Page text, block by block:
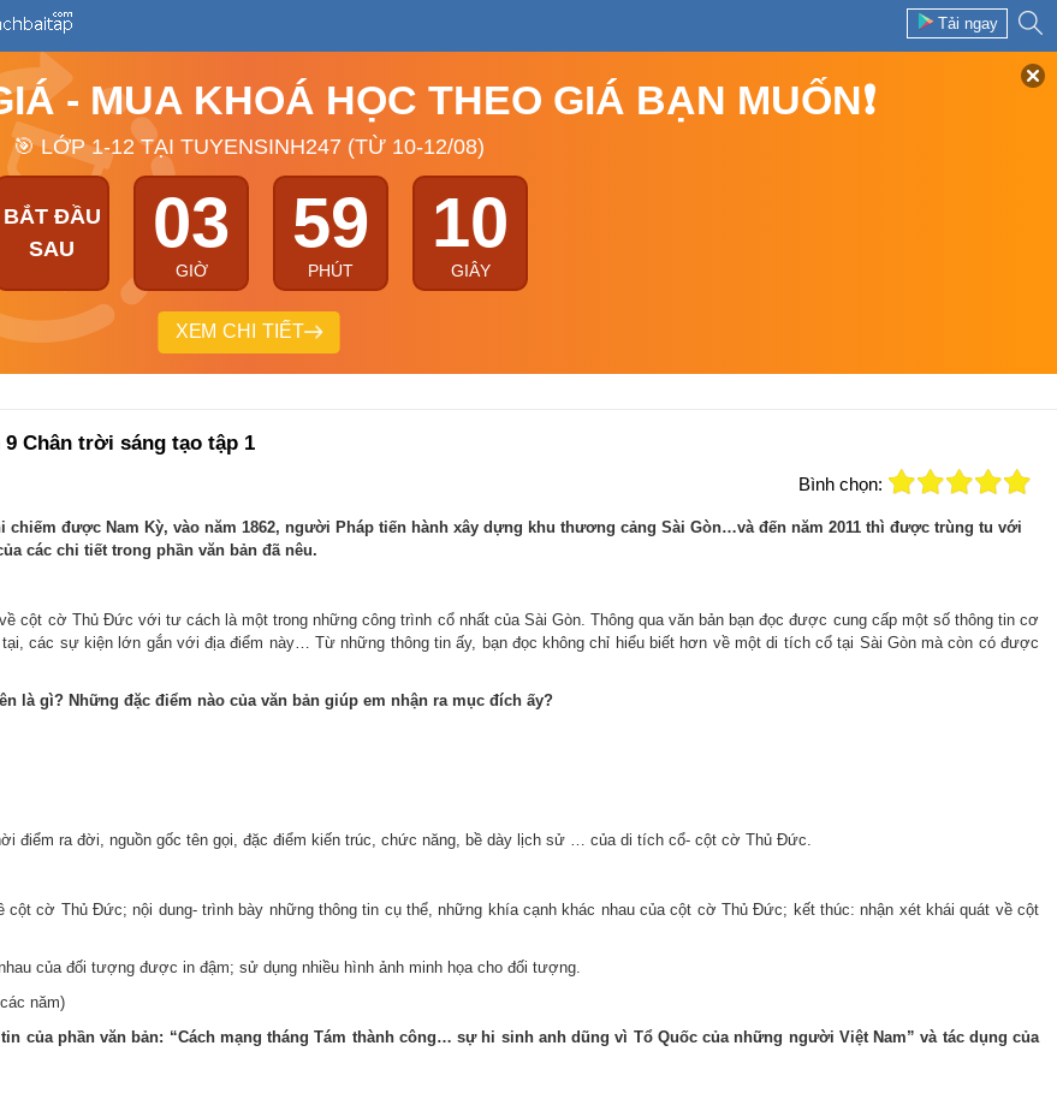
Tải ngay
- MUA KHOÁ HỌC THEO GIÁ BẠN MUỐN❗
🎯 LỚP 1-12 TẠI TUYENSINH247 (TỪ 10-12/08)
BẮT ĐẦU
SAU
03
GIỜ
59
PHÚT
09
GIÂY
XEM CHI TIẾT
Chân trời sáng tạo tập 1
Bình chọn:
được Nam Kỳ, vào năm 1862, người Pháp tiến hành xây dựng khu thương cảng Sài Gòn…và đến năm 2011 thì được trùng tu với
các chi tiết trong phần văn bản đã nêu.
cột cờ Thủ Đức với tư cách là một trong những công trình cổ nhất của Sài Gòn. Thông qua văn bản bạn đọc được cung cấp một số thông tin cơ
các sự kiện lớn gắn với địa điểm này… Từ những thông tin ấy, bạn đọc không chỉ hiểu biết hơn về một di tích cổ tại Sài Gòn mà còn có được
là gì? Những đặc điểm nào của văn bản giúp em nhận ra mục đích ấy?
điểm ra đời, nguồn gốc tên gọi, đặc điểm kiến trúc, chức năng, bề dày lịch sử … của di tích cổ- cột cờ Thủ Đức.
cột cờ Thủ Đức; nội dung- trình bày những thông tin cụ thể, những khía cạnh khác nhau của cột cờ Thủ Đức; kết thúc: nhận xét khái quát về cột
của đối tượng được in đậm; sử dụng nhiều hình ảnh minh họa cho đối tượng.
năm)
của phần văn bản: “Cách mạng tháng Tám thành công… sự hi sinh anh dũng vì Tổ Quốc của những người Việt Nam” và tác dụng của